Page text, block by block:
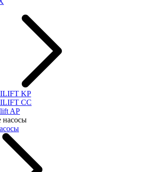
KP
CC
AP